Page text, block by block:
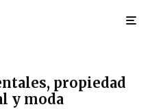
propiedad
y moda